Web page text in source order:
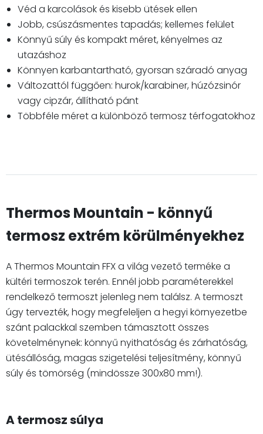
Véd a karcolások és kisebb ütések ellen
Jobb, csúszásmentes tapadás; kellemes felület
Könnyű súly és kompakt méret, kényelmes az
utazáshoz
Könnyen karbantartható, gyorsan száradó anyag
Változattól függően: hurok/karabiner, húzózsinór
vagy cipzár, állítható pánt
Többféle méret a különböző termosz térfogatokhoz
Thermos Mountain - könnyű
termosz extrém körülményekhez
A Thermos Mountain FFX a világ vezető terméke a
kültéri termoszok terén. Ennél jobb paraméterekkel
rendelkező termoszt jelenleg nem találsz. A termoszt
úgy tervezték, hogy megfeleljen a hegyi környezetbe
szánt palackkal szemben támasztott összes
követelménynek: könnyű nyithatóság és zárhatóság,
ütésállóság, magas szigetelési teljesítmény, könnyű
súly és tömörség (mindössze 300x80 mm!).
A termosz súlya